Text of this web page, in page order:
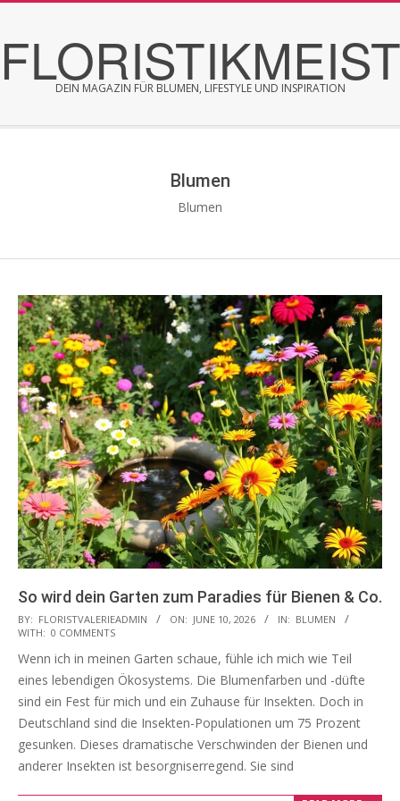
content
DEIN MAGAZIN FÜR BLUMEN, LIFESTYLE UND INSPIRATION
Blumen
Blumen
So wird dein Garten zum Paradies für Bienen & Co.
2026-
06-
10
BY: FLORISTVALERIEADMIN ON: JUNE 10, 2026 IN: BLUMEN
WITH: 0 COMMENTS
Wenn ich in meinen Garten schaue, fühle ich mich wie Teil
eines lebendigen Ökosystems. Die Blumenfarben und -düfte
sind ein Fest für mich und ein Zuhause für Insekten. Doch in
Deutschland sind die Insekten-Populationen um 75 Prozent
gesunken. Dieses dramatische Verschwinden der Bienen und
anderer Insekten ist besorgniserregend. Sie sind